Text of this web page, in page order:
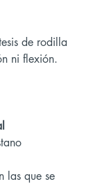
de rodilla
ni flexión.
las que se